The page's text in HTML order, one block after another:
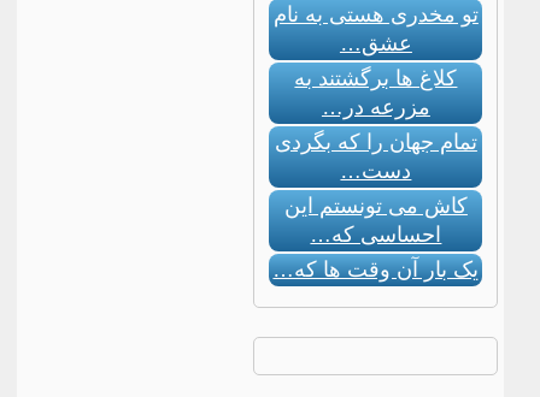
تو مخدری هستی به نام
عشق…
کلاغ ها برگشتند به
مزرعه در…
تمام جهان را که بگردی
دست…
کاش می تونستم این
احساسی که…
یک بار آن وقت ها که…